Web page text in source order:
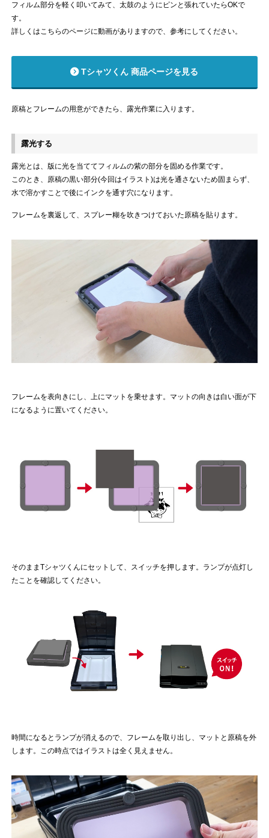
フィルム部分を軽く叩いてみて、太鼓のようにピンと張れていたらOKで
す。
詳しくはこちらのページに動画がありますので、参考にしてください。
Tシャツくん 商品ページを見る
原稿とフレームの用意ができたら、露光作業に入ります。
露光する
露光とは、版に光を当ててフィルムの紫の部分を固める作業です。
このとき、原稿の黒い部分(今回はイラスト)は光を通さないため固まらず、
水で溶かすことで後にインクを通す穴になります。
フレームを裏返して、スプレー糊を吹きつけておいた原稿を貼ります。
フレームを表向きにし、上にマットを乗せます。マットの向きは白い面が下
になるように置いてください。
そのままTシャツくんにセットして、スイッチを押します。ランプが点灯し
たことを確認してください。
時間になるとランプが消えるので、フレームを取り出し、マットと原稿を外
します。この時点ではイラストは全く見えません。